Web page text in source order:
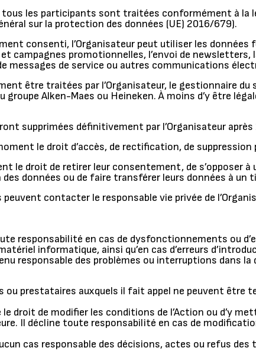
tous les participants sont traitées conformément à la
sur la protection des données (UE) 2016/679).
consenti, l’Organisateur peut utiliser les
campagnes promotionnelles, l’envoi de newsletters,
messages de service ou autres communications
être traitées par l’Organisateur, le gestionnaire
groupe Alken-Maes ou Heineken. À moins d’y être
supprimées définitivement par l’Organisateur après
le droit d’accès, de rectification, de
le droit de retirer leur consentement, de s’opposer
données ou de faire transférer leurs données à un
contacter le responsable vie privée de
responsabilité en cas de dysfonctionnements ou
informatique, ainsi qu’en cas d’erreurs
responsable des problèmes ou interruptions dans
ou prestataires auxquels il fait appel ne peuvent être
le droit de modifier les conditions de l’Action ou d’y
Il décline toute responsabilité en cas de
cas responsable des décisions, actes ou refus